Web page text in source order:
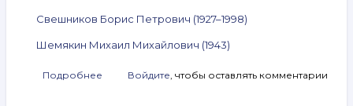
Свешников Борис Петрович (1927–1998)
Шемякин Михаил Михайлович (1943)
Подробнее Войдите , чтобы оставлять комментарии